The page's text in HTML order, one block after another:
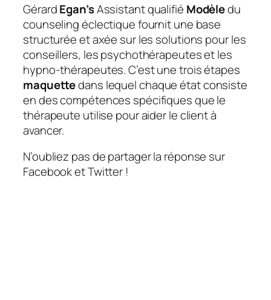
GérardEgan’sAssistant qualifié Modèledu
counseling éclectique fournit une base
structurée et axée sur les solutions pour les
conseillers, les psychothérapeutes et les
hypno-thérapeutes. C’est une trois étapes
maquettedans lequel chaque état consiste
en des compétences spécifiques que le
thérapeute utilise pour aider le client à
avancer.
N’oubliez pas de partager la réponse sur
Facebook et Twitter !